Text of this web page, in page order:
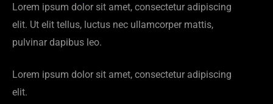
Lorem ipsum dolor sit amet, consectetur adipiscing
elit. Ut elit tellus, luctus nec ullamcorper mattis,
pulvinar dapibus leo.
Lorem ipsum dolor sit amet, consectetur adipiscing
elit.